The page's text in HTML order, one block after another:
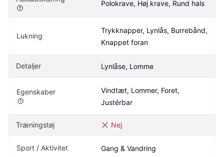
Polokrave, Høj krave, Rund hals
Lukning
Trykknapper, Lynlås, Burrebånd,
Knappet foran
Detaljer Lynlåse, Lomme
Egenskaber
Vindtæt, Lommer, Foret,
Justérbar
Træningstøj Nej
Sport / Aktivitet Gang & Vandring